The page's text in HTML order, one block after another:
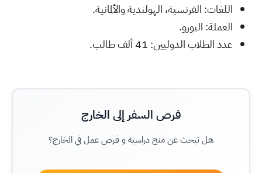
اللغات: الفرنسية، الهولندية والألمانية.
العملة: اليورو.
عدد الطلاب الدوليين: 41 ألف طالب.
فرص السفر إلى الخارج
هل تبحث عن منح دراسية و فرص عمل في الخارج؟